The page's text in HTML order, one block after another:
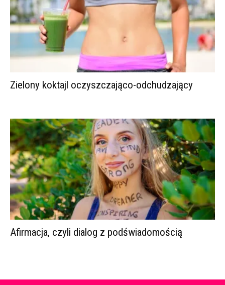
Zielony koktajl oczyszczająco-odchudzający
Afirmacja, czyli dialog z podświadomością